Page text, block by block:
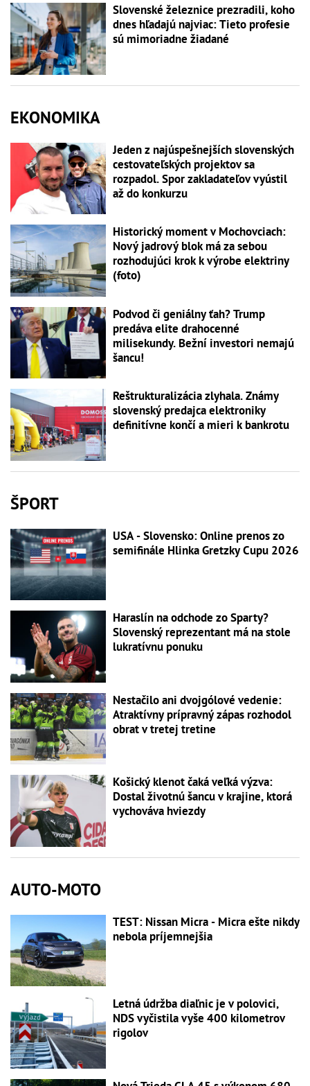
Slovenské železnice prezradili, koho
dnes hľadajú najviac: Tieto profesie
sú mimoriadne žiadané
EKONOMIKA
Jeden z najúspešnejších slovenských
cestovateľských projektov sa
rozpadol. Spor zakladateľov vyústil
až do konkurzu
Historický moment v Mochovciach:
Nový jadrový blok má za sebou
rozhodujúci krok k výrobe elektriny
(foto)
Podvod či geniálny ťah? Trump
predáva elite drahocenné
milisekundy. Bežní investori nemajú
šancu!
Reštrukturalizácia zlyhala. Známy
slovenský predajca elektroniky
definitívne končí a mieri k bankrotu
ŠPORT
USA - Slovensko: Online prenos zo
semifinále Hlinka Gretzky Cupu 2026
Haraslín na odchode zo Sparty?
Slovenský reprezentant má na stole
lukratívnu ponuku
Nestačilo ani dvojgólové vedenie:
Atraktívny prípravný zápas rozhodol
obrat v tretej tretine
Košický klenot čaká veľká výzva:
Dostal životnú šancu v krajine, ktorá
vychováva hviezdy
AUTO-MOTO
TEST: Nissan Micra - Micra ešte nikdy
nebola príjemnejšia
Letná údržba diaľnic je v polovici,
NDS vyčistila vyše 400 kilometrov
rigolov